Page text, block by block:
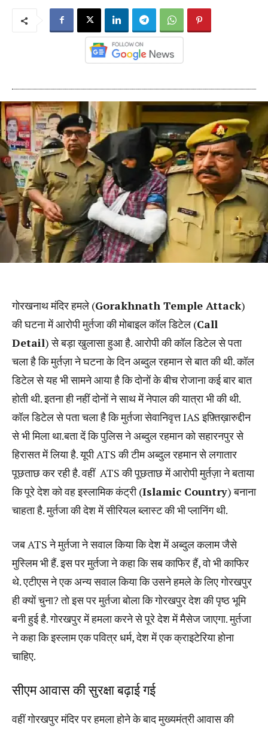
गोरखनाथ मंदिर हमले (Gorakhnath Temple Attack)
की घटना में आरोपी मुर्तजा की मोबाइल कॉल डिटेल (Call
Detail) से बड़ा खुलासा हुआ है. आरोपी की कॉल डिटेल से पता
चला है कि मुर्तज़ा ने घटना के दिन अब्दुल रहमान से बात की थी. कॉल
डिटेल से यह भी सामने आया है कि दोनों के बीच रोजाना कई बार बात
होती थी. इतना ही नहीं दोनों ने साथ में नेपाल की यात्रा भी की थी.
कॉल डिटेल से पता चला है कि मुर्तजा सेवानिवृत्त IAS इफ़्तिख़ारुद्दीन
से भी मिला था.बता दें कि पुलिस ने अब्दुल रहमान को सहारनपुर से
हिरासत में लिया है. यूपी ATS की टीम अब्दुल रहमान से लगातार
पूछताछ कर रही है. वहीं ATS की पूछताछ में आरोपी मुर्तज़ा ने बताया
कि पूरे देश को वह इस्लामिक कंट्री (Islamic Country) बनाना
चाहता है. मुर्तजा की देश में सीरियल ब्लास्ट की भी प्लानिंग थी.
जब ATS ने मुर्तजा ने सवाल किया कि देश में अब्दुल कलाम जैसे
मुस्लिम भी हैं. इस पर मुर्तजा ने कहा कि सब काफिर हैं, वो भी काफिर
थे. एटीएस ने एक अन्य सवाल किया कि उसने हमले के लिए गोरखपुर
ही क्यों चुना? तो इस पर मुर्तजा बोला कि गोरखपुर देश की पृष्ठ भूमि
बनी हुई है. गोरखपुर में हमला करने से पूरे देश में मैसेज जाएगा. मुर्तजा
ने कहा कि इस्लाम एक पवित्र धर्म, देश में एक क्राइटेरिया होना
चाहिए.
सीएम आवास की सुरक्षा बढ़ाई गई
वहीं गोरखपुर मंदिर पर हमला होने के बाद मुख्यमंत्री आवास की